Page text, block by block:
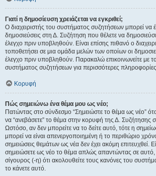
Γιατί η δημοσίευση χρειάζεται να εγκριθεί;
Ο διαχειριστής του συστήματος συζητήσεων μπορεί να
δημοσιεύσεις στη Δ. Συζήτηση που θέλετε να
έλεγχο πριν υποβληθούν. Είναι επίσης πιθανό ο
τοποθετήσει σε μια ομάδα μελών των οποίων οι
έλεγχο πριν υποβληθούν. Παρακαλώ επικοινωνείτε με
συστήματος συζητήσεων για περισσότερες
Κορυφή
Πώς σημειώνω ένα θέμα μου ως νέο;
Πατώντας στο σύνδεσμο “Σημειώστε το θέμα ως νέο”
να “ανεβάσετε” το θέμα στην κορυφή της Δ. Συζήτησης
Ωστόσο, αν δεν μπορείτε να το δείτε αυτό, τότε η
μπορεί να είναι απενεργοποιημένη ή το περιθώριο
σημειώσεις θεμάτων ως νέα δεν έχει ακόμη επιτευχθεί.
σημειώσετε ως νέο το θέμα απλώς απαντώντας σε αυτό,
σίγουρος (-η) ότι ακολουθείτε τους κανόνες του
το κάνετε αυτό.